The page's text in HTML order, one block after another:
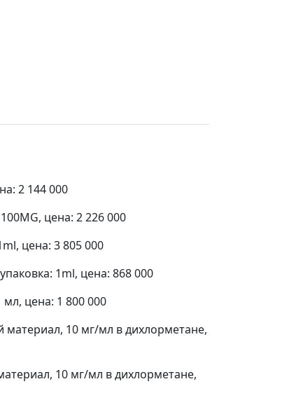
2 144 000
цена: 2 226 000
цена: 3 805 000
1ml, цена: 868 000
цена: 1 800 000
10 мг/мл в дихлорметане,
10 мг/мл в дихлорметане,